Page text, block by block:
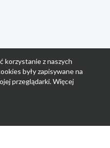
korzystanie z naszych
były zapisywane na
przeglądarki. Więcej